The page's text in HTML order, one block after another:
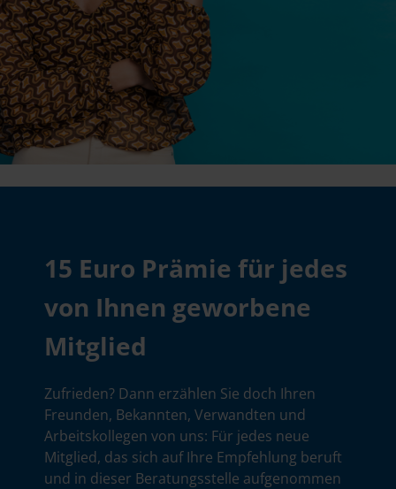
15 Euro Prämie für jedes
von Ihnen geworbene
Mitglied
Zufrieden? Dann erzählen Sie doch Ihren
Freunden, Bekannten, Verwandten und
Arbeitskollegen von uns: Für jedes neue
Mitglied, das sich auf Ihre Empfehlung beruft
und in dieser Beratungsstelle aufgenommen